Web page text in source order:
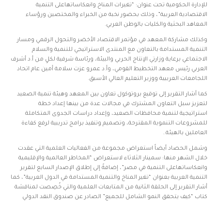
للإدارة الحكومية تحت عنوان: “تغيرات المناخ وانعكاساتهاعلى التنمية
الاقتصادية العربية”، وذلك بحضور نخبة من الخبراء والمختصين ورؤساء
المعاهد البحثية والكليات بالوطن العربي.
وكذلك مشاركة المعهد في مؤتمر الاقتصاد الأخضر والتحول الرقمي ومسار
التنمية المستدامة بالتعاون مع المنتدى الاستراتيجي للتنمية والسلام
الاجتماعي برعاية وزارتي الإنتاج الحربي والبيئة، ورئاسة شرفية لكلٍ من أ.د أشرف
العربي رئيس معهد التخطيط القومي، وأ.د عمرو عزت سلامة أمين عام اتحاد
اللجامعات العربيية ووزير التعليم العالي الأسبق.
كما أشار التقرير إلى توقيع بروتوكول تعاون بين المعهد وهيئة تنمية الصعيد
لتعزيز سبل التعاون المشترك في مجالات عدة من بينها إعداد خطة
استراتيجية لتنمية محافظات الصعيد، وإعداد دراسات الجدوى المتكاملة
للمشروعات التنموية المقترحة، وتصميم وتنفيذ برامج تدريبية لرفع كفاءة
العاملين بالهيئة..
وشمل الحصاد أيضاً استعراض مجموعة من الفعاليات العلمية التي عقدت
خلال الشهر منها: سمينار الثلاثاء لاستعراض “المخاطر العالمية والإقليمية
وانعكاساتهاعلى التنمية في مصر”، إضافةً إلى إطلاق الإصدار السابع لتقرير
التنمية العربية بعنوان “تغير المناخ والتنمية المستدامة في الدول العربية”، كما
أشار التقرير إلى الحلقة الثانية من المتابعات العلمية والتي خُصِصت لمناقشة
كتاب “كيف يتحقق النمو الشامل للجميع” الصادر عن صندوق النقد الدولي